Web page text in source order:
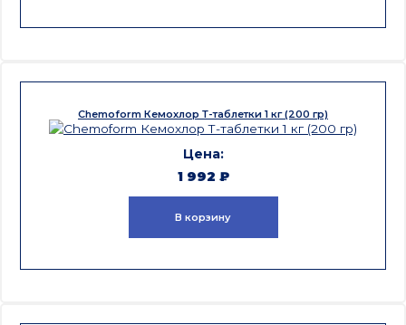
Chemoform Кемохлор Т-таблетки 1 кг (200 гр)
1 992 ₽
В корзину